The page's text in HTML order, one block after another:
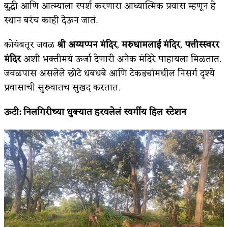
बुद्धी आणि आत्म्याला स्पर्श करणारा आध्यात्मिक प्रवास म्हणून हे
स्थान बरंच काही देऊन जातं.
कोयंबतूर जवळश्री अय्यप्पन मंदिर,मरुधामलाई मंदिर,पत्तीस्स्वरर
मंदिरअशी भक्तीमयं ऊर्जा देणारी अनेक मंदिरे पाहायला मिळतात.
जवळपास असलेले छोटे धबधबे आणि टेकड्यांमधील निसर्ग दृश्ये
प्रवासाची सुरुवातच सुखद करतात.
ऊटी:निलगिरीच्या धुक्यात हरवलेलं स्वर्गीय हिल स्टेशन